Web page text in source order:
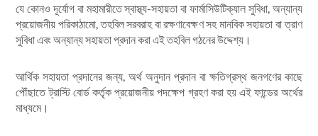
যে কোনও দূর্যোগ বা মহামারীতে স্বাস্থ্য-সহায়তা বা ফার্মাসিউটিক্যাল সুবিধা, অন্যান্য
প্রয়োজনীয় পরিকাঠামো, তহবিল সরবরাহ বা রক্ষণাবেক্ষণ সহ মানবিক সহায়তা বা ত্রাণ
সুবিধা এবং অন্যান্য সহায়তা প্রদান করা এই তহবিল গঠনের উদ্দেশ্য।
আর্থিক সহায়তা প্রদানের জন্য, অর্থ অনুদান প্রদান বা ক্ষতিগ্রস্থ জনগণের কাছে
পৌঁছাতে ট্রাস্টি বোর্ড কর্তৃক প্রয়োজনীয় পদক্ষেপ গ্রহণ করা হয় এই ফান্ডের অর্থের
মাধ্যমে।